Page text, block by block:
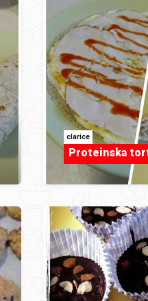
clarice
Proteinska